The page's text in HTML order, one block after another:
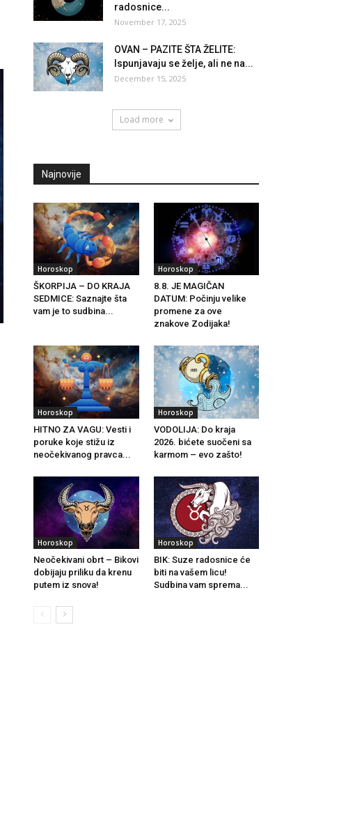
radosnice...
November 17, 2025
OVAN – PAZITE ŠTA ŽELITE:
Ispunjavaju se želje, ali ne na...
December 15, 2025
Load more
Najnovije
Horoskop
ŠKORPIJA – DO KRAJA
SEDMICE: Saznajte šta
vam je to sudbina...
Horoskop
8.8. JE MAGIČAN
DATUM: Počinju velike
promene za ove
znakove Zodijaka!
Horoskop
HITNO ZA VAGU: Vesti i
poruke koje stižu iz
neočekivanog pravca...
Horoskop
VODOLIJA: Do kraja
2026. bićete suočeni sa
karmom – evo zašto!
Horoskop
Neočekivani obrt – Bikovi
dobijaju priliku da krenu
putem iz snova!
Horoskop
BIK: Suze radosnice će
biti na vašem licu!
Sudbina vam sprema...